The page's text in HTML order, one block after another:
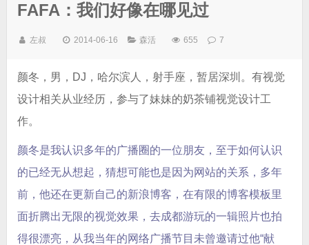
FAFA：我们好像在哪见过
左叔 2014-06-16 森活 655 7
颜冬，男，DJ，哈尔滨人，射手座，暂居深圳。有视觉
设计相关从业经历，参与了妹妹的奶茶铺视觉设计工
作。
颜冬是我认识多年的广播圈的一位朋友，至于如何认识
的已经无从想起，猜想可能也是因为网站的关系，多年
前，他还在更新自己的新浪博客，在有限的博客模板里
面折腾出无限的视觉效果，去成都游玩的一辑照片也拍
得很漂亮，从我当年的网络广播节目未曾邀请过他“献